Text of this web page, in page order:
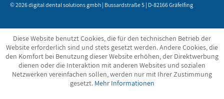
© 2026 digital dental solutions gmbh | Bussardstraße 5 | D-82166 Gräfelfing
Diese Website benutzt Cookies, die für den technischen Betrieb der
Website erforderlich sind und stets gesetzt werden. Andere Cookies, die
den Komfort bei Benutzung dieser Website erhöhen, der Direktwerbung
dienen oder die Interaktion mit anderen Websites und sozialen
Netzwerken vereinfachen sollen, werden nur mit Ihrer Zustimmung
gesetzt. Mehr Informationen